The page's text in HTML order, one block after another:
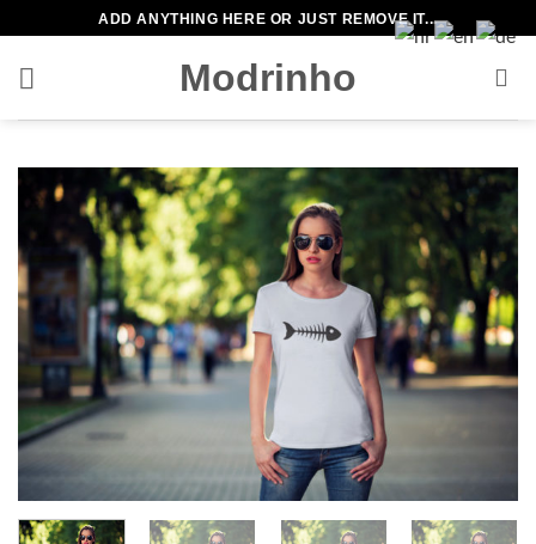
Inhalt
springen
ADD ANYTHING HERE OR JUST REMOVE IT...
Modrinho